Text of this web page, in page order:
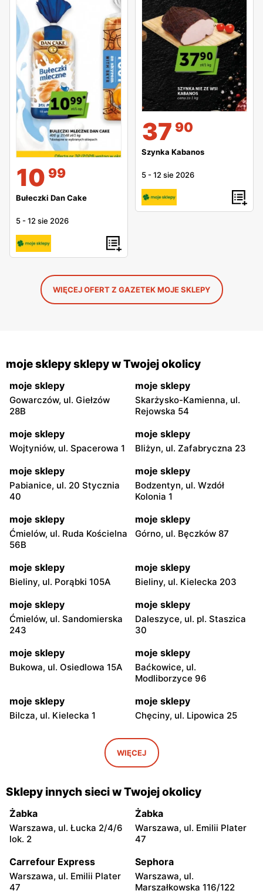
10 99
Bułeczki Dan Cake
5 -12 sie 2026
37 90
Szynka Kabanos
5 -12 sie 2026
WIĘCEJ OFERT Z GAZETEK MOJE SKLEPY
moje sklepy sklepy w Twojej okolicy
moje sklepy
Gowarczów, ul. Giełzów
28B
moje sklepy
Skarżysko-Kamienna, ul.
Rejowska 54
moje sklepy
Wojtyniów, ul. Spacerowa 1
moje sklepy
Bliżyn, ul. Zafabryczna 23
moje sklepy
Pabianice, ul. 20 Stycznia
40
moje sklepy
Bodzentyn, ul. Wzdół
Kolonia 1
moje sklepy
Ćmielów, ul. Ruda Kościelna
56B
moje sklepy
Górno, ul. Bęczków 87
moje sklepy
Bieliny, ul. Porąbki 105A
moje sklepy
Bieliny, ul. Kielecka 203
moje sklepy
Ćmielów, ul. Sandomierska
243
moje sklepy
Daleszyce, ul. pl. Staszica
30
moje sklepy
Bukowa, ul. Osiedlowa 15A
moje sklepy
Baćkowice, ul.
Modliborzyce 96
moje sklepy
Bilcza, ul. Kielecka 1
moje sklepy
Chęciny, ul. Lipowica 25
Iwaniska, ul. Ujazdowska 5
moje sklepy
Bogoria, ul. Rynek 30
Gorzyce, ul. Szkolna 44 Grębów, ul. Wydrza 180
moje sklepy
Jadachy, ul. Jadachy 111
moje sklepy
Jeżowe, ul. Zalesie 77
Kazimierza Wielka, ul.
Kolejowa 15
Kamień, ul. Błonie 23
WIĘCEJ
Sklepy innych sieci w Twojej okolicy
Żabka
Warszawa, ul. Łucka 2/4/6
lok. 2
Żabka
Warszawa, ul. Emilii Plater
47
Carrefour Express
Warszawa, ul. Emilii Plater
47
Sephora
Warszawa, ul.
Marszałkowska 116/122